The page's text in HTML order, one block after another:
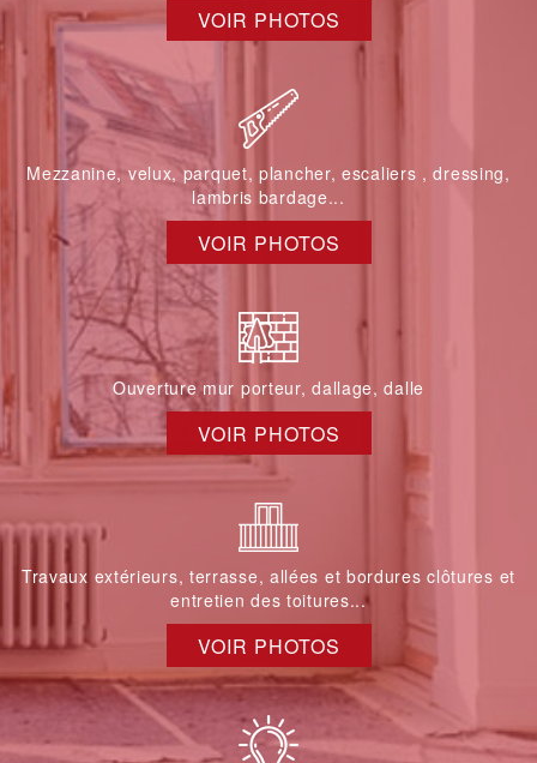
VOIR PHOTOS
Mezzanine, velux, parquet, plancher, escaliers , dressing,
lambris bardage...
VOIR PHOTOS
Ouverture mur porteur, dallage, dalle
VOIR PHOTOS
Travaux extérieurs, terrasse, allées et bordures clôtures et
entretien des toitures...
VOIR PHOTOS